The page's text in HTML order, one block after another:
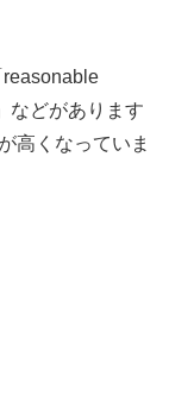
reasonable
などがあります
高くなっていま